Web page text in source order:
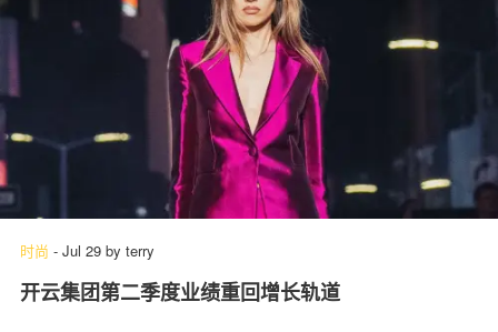
时尚 - Jul 29 by terry
开云集团第二季度业绩重回增长轨道